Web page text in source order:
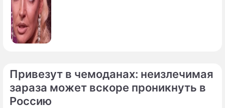
Привезут в чемоданах: неизлечимая
зараза может вскоре проникнуть в
Россию